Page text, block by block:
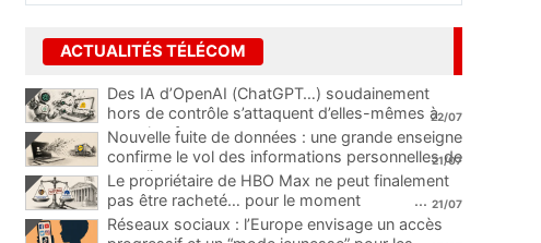
ACTUALITÉS TÉLÉCOM
Des IA d’OpenAI (ChatGPT…) soudainement
hors de contrôle s’attaquent d’elles-mêmes à
une plateforme
...
22/07
Nouvelle fuite de données : une grande enseigne
confirme le vol des informations personnelles de
ses clients
...
21/07
Le propriétaire de HBO Max ne peut finalement
pas être racheté… pour le moment
... 21/07
Réseaux sociaux : l’Europe envisage un accès